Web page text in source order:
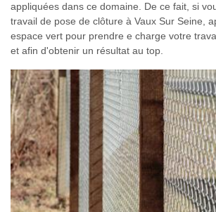
appliquées dans ce domaine. De ce fait, si
travail de pose de clôture à Vaux Sur Seine,
espace vert pour prendre e charge votre
et afin d'obtenir un résultat au top.